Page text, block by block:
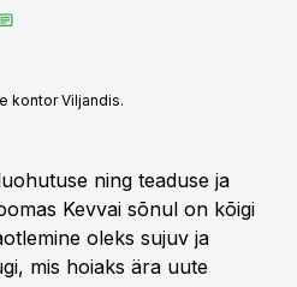
kontor Viljandis.
ning teaduse ja
Kevvai sõnul on kõigi
oleks sujuv ja
mis hoiaks ära uute